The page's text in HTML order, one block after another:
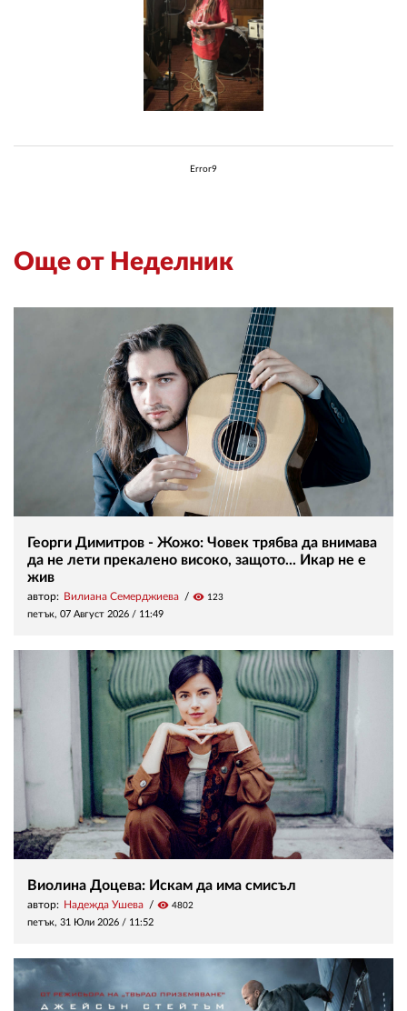
Error9
Още от Неделник
Георги Димитров - Жожо: Човек трябва да внимава
да не лети прекалено високо, защото... Икар не е
жив
автор: Вилиана Семерджиева visibility 123
петък, 07 Август 2026 / 11:49
Виолина Доцева: Искам да има смисъл
автор: Надежда Ушева visibility 4802
петък, 31 Юли 2026 / 11:52